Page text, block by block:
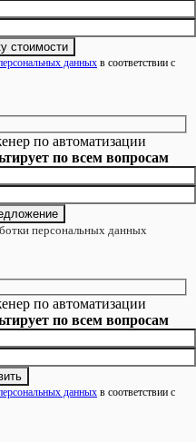
данных в соответствии с
по автоматизации
по всем вопросам
персональных данных
по автоматизации
по всем вопросам
данных в соответствии с